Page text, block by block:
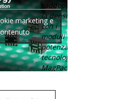
raddoppia
la densità
con i
moduli di
potenza con
tecnologia
MagPack.
marketing e